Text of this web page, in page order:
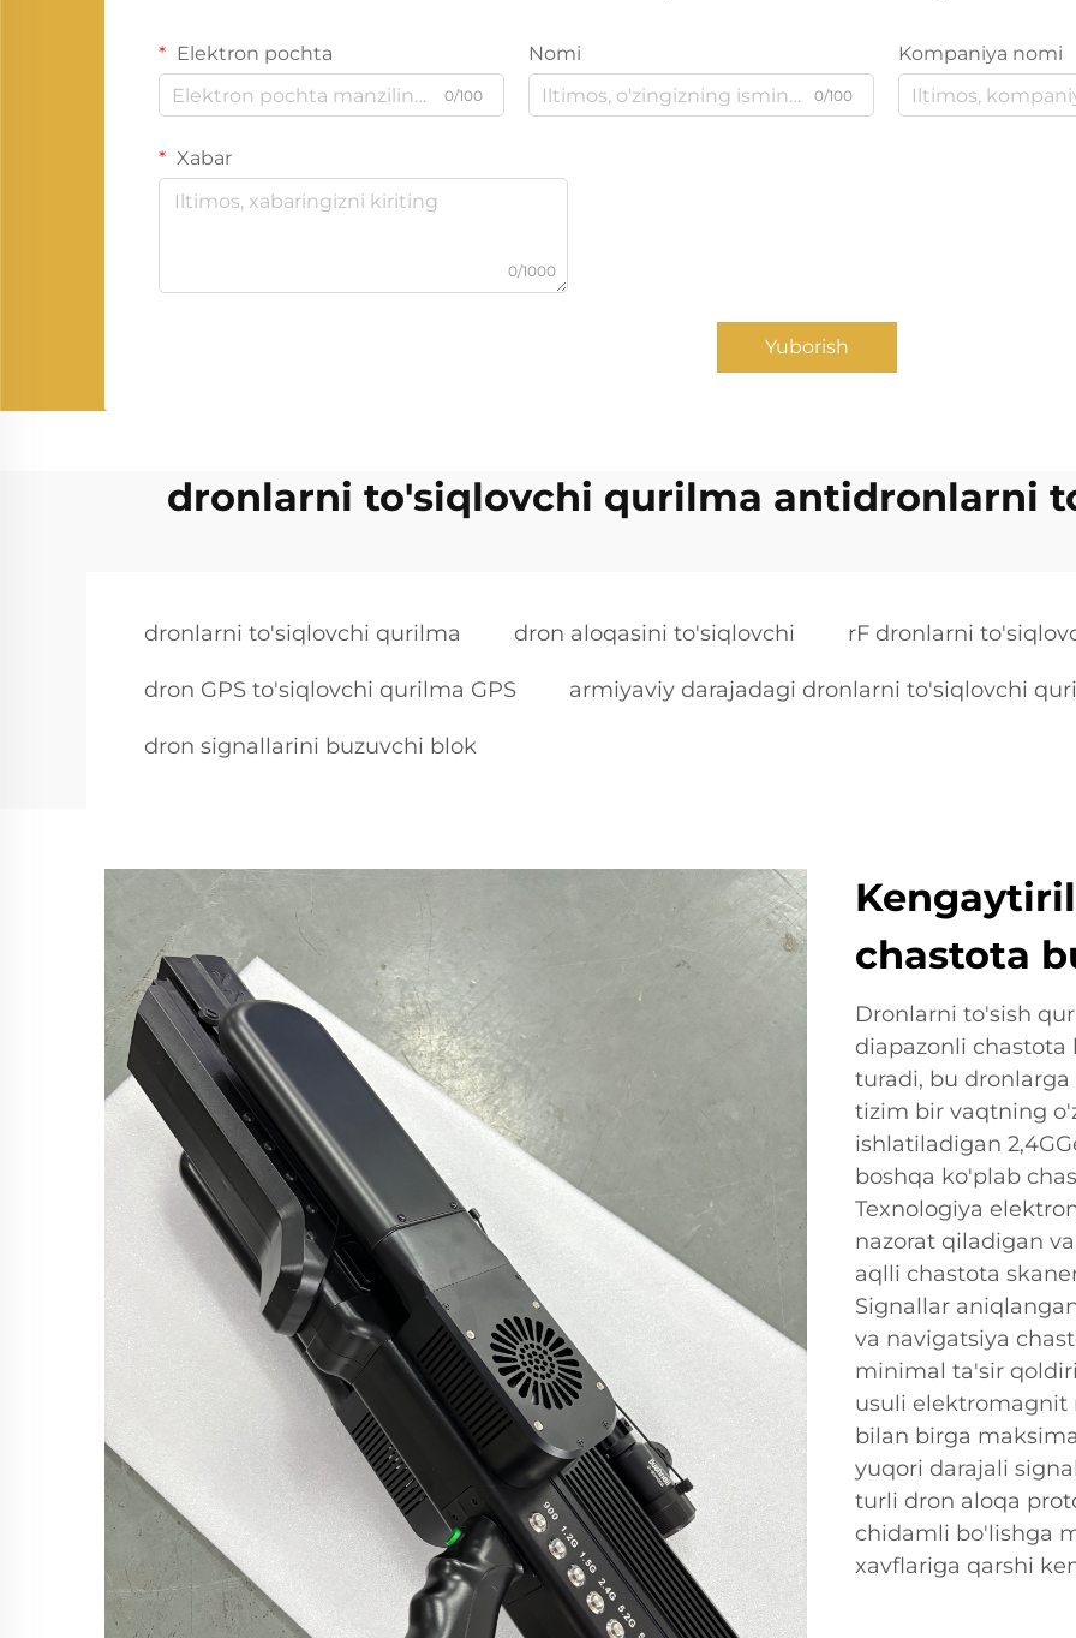
Elektron pochta
0/100
Nomi
0/100
Kompaniya nomi
Xabar
0/1000
Yuborish
dronlarni to'siqlovchi qurilma antidronlarni
dronlarni to'siqlovchi qurilma dron aloqasini to'siqlovchi rF dronlarni
dron GPS to'siqlovchi qurilma GPS armiyaviy darajadagi dronlarni to'siqlovchi
dron signallarini buzuvchi blok
chastota
Dronlarni to'sish
diapazonli
turadi, bu
tizim bir vaqtning
ishlatiladigan
boshqa ko'plab
Texnologiya
nazorat qiladigan
aqlli chastota
Signallar
va navigatsiya
minimal ta'sir
usuli elektromagnit
bilan birga
yuqori darajali
turli dron aloqa
chidamli bo'lishga
xavflariga qarshi